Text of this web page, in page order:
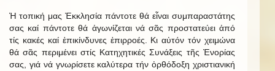
Ἡ τοπική μας Ἐκκλησία πάντοτε θά εἶναι συμπαραστάτης
σας καί πάντοτε θά ἀγωνίζεται νά σᾶς προστατεύει ἀπό
τίς κακές καί ἐπικίνδυνες ἐπιρροές. Κι αὐτόν τόν χειμώνα
θά σᾶς περιμένει στίς Κατηχητικές Συνάξεις τῆς Ἐνορίας
σας, γιά νά γνωρίσετε καλύτερα τήν ὀρθόδοξη χριστιανική